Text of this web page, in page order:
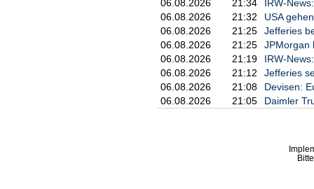
06.08.2026
21:34
IRW-
06.08.2026
21:32
USA
06.08.2026
21:25
Jefferies
06.08.2026
21:25
JPMorgan
06.08.2026
21:19
IRW-
06.08.2026
21:12
Jefferies
06.08.2026
21:08
Devisen:
06.08.2026
21:05 Daimler